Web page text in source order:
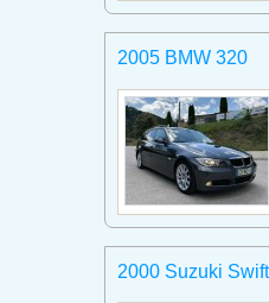
2005 BMW 320
2000 Suzuki Swift